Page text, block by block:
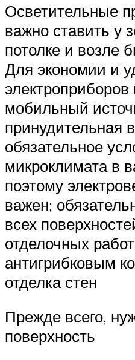
Осветительные
важно ставить у
потолке и возле
Для экономии и
мобильный
принудительная
обязательное
микроклимата в
поэтому
важен;
всех
отделочных
антигрибковым
отделка стен
Прежде всего,
поверхность